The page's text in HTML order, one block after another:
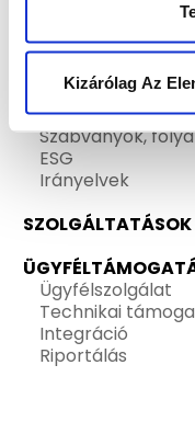
Kizárólag Az
Történetünk
AI & Innováció
Szolgáltatásaink
Elismeréseink
Szabványok,
ESG
Irányelvek
SZOLGÁLTATÁSOK
Ügyfélszolgálat
Technikai
Integráció
Riportálás